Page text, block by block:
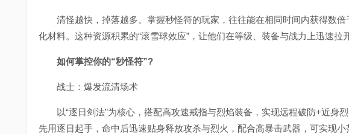
清怪越快，掉落越多。掌握秒怪符的玩家，往往能在相同时间内获得数倍
化材料。这种资源积累的“滚雪球效应”，让他们在等级、装备与战力上迅速拉
如何掌控你的“秒怪符”?
战士：爆发流清场术
以“逐日剑法”为核心，搭配高攻速戒指与烈焰装备，实现远程破防+近身烈
先用逐日起手，命中后迅速贴身释放攻杀与烈火，配合高暴击武器，可实现小